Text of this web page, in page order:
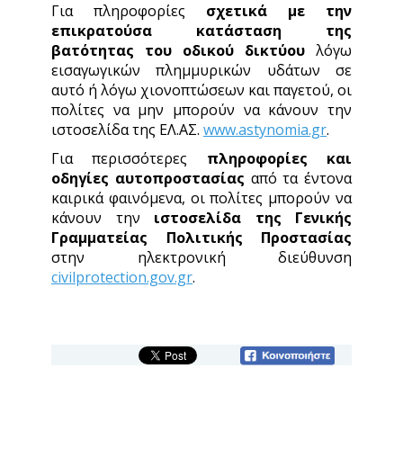
Για πληροφορίες σχετικά με την
επικρατούσα κατάσταση της
βατότητας του οδικού δικτύου λόγω
εισαγωγικών πλημμυρικών υδάτων σε
αυτό ή λόγω χιονοπτώσεων και παγετού, οι
πολίτες να μην μπορούν να κάνουν την
ιστοσελίδα της ΕΛ.ΑΣ. www.astynomia.gr.
Για περισσότερες πληροφορίες και
οδηγίες αυτοπροστασίας από τα έντονα
καιρικά φαινόμενα, οι πολίτες μπορούν να
κάνουν την ιστοσελίδα
της Γενικής
Γραμματείας Πολιτικής Προστασίας
στην ηλεκτρονική διεύθυνση
civilprotection.gov.gr.